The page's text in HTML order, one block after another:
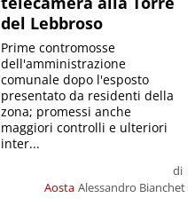
del Lebbroso
Aosta
di
Alessandro Bianchet
Prime contromosse
dell'amministrazione
comunale dopo l'esposto
presentato da residenti della
zona; promessi anche
maggiori controlli e ulteriori
inter...